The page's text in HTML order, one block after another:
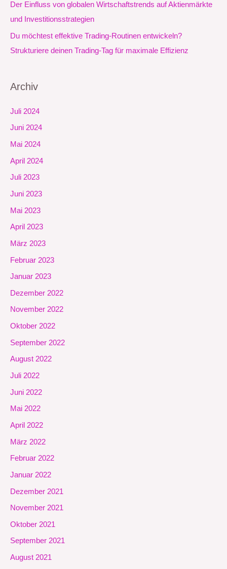
Der Einfluss von globalen Wirtschaftstrends auf Aktienmärkte
und Investitionsstrategien
Du möchtest effektive Trading-Routinen entwickeln?
Strukturiere deinen Trading-Tag für maximale Effizienz
Archiv
Juli 2024
Juni 2024
Mai 2024
April 2024
Juli 2023
Juni 2023
Mai 2023
April 2023
März 2023
Februar 2023
Januar 2023
Dezember 2022
November 2022
Oktober 2022
September 2022
August 2022
Juli 2022
Juni 2022
Mai 2022
April 2022
März 2022
Februar 2022
Januar 2022
Dezember 2021
November 2021
Oktober 2021
September 2021
August 2021